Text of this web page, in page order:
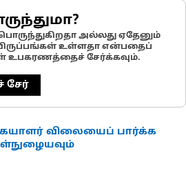
அல்லது ஏதேனும்
விருப்பங்கள் உள்ளதா என்பதைப்
உபகரணத்தைச் சேர்க்கவும்.
விலையைப் பார்க்க